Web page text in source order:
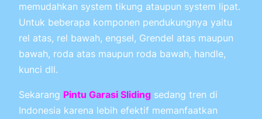
memudahkan system tikung ataupun system lipat.
Untuk beberapa komponen pendukungnya yaitu
rel atas, rel bawah, engsel, Grendel atas maupun
bawah, roda atas maupun roda bawah, handle,
kunci dll.
Sekarang Pintu Garasi Sliding sedang tren di
Indonesia karena lebih efektif memanfaatkan